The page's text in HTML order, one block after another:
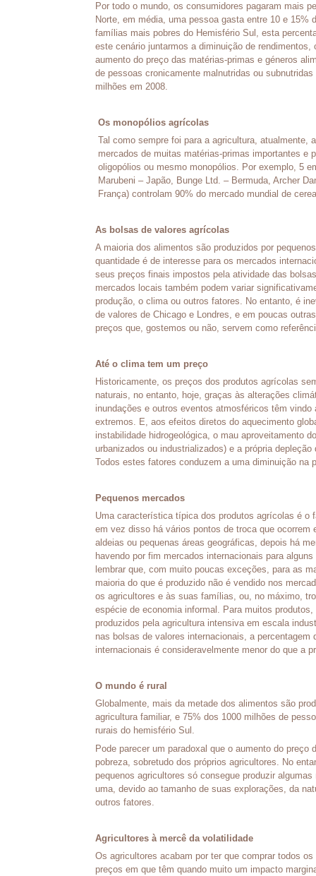
Por todo o mundo, os consumidores pagaram mais
Norte, em média, uma pessoa gasta entre 10 e 15%
famílias mais pobres do Hemisfério Sul, esta
este cenário juntarmos a diminuição de
aumento do preço das matérias-primas e géneros
de pessoas cronicamente malnutridas ou
milhões em 2008.
Os monopólios agrícolas
Tal como sempre foi para a agricultura, atualmente,
mercados de muitas matérias-primas importantes e
oligopólios ou mesmo monopólios. Por exemplo, 5
Marubeni – Japão, Bunge Ltd. – Bermuda, Archer
França) controlam 90% do mercado mundial de
As bolsas de valores agrícolas
A maioria dos alimentos são produzidos por
quantidade é de interesse para os mercados
seus preços finais impostos pela atividade das
mercados locais também podem variar
produção, o clima ou outros fatores. No entanto, é
de valores de Chicago e Londres, e em poucas
preços que, gostemos ou não, servem como
Até o clima tem um preço
Historicamente, os preços dos produtos agrícolas
naturais, no entanto, hoje, graças às alterações
inundações e outros eventos atmosféricos têm
extremos. E, aos efeitos diretos do aquecimento
instabilidade hidrogeológica, o mau aproveitamento
urbanizados ou industrializados) e a própria
Todos estes fatores conduzem a uma diminuição na
Pequenos mercados
Uma característica típica dos produtos agrícolas é o
em vez disso há vários pontos de troca que
aldeias ou pequenas áreas geográficas, depois há
havendo por fim mercados internacionais para
lembrar que, com muito poucas exceções, para as
maioria do que é produzido não é vendido nos
os agricultores e às suas famílias, ou, no máximo,
espécie de economia informal. Para muitos
produzidos pela agricultura intensiva em escala
nas bolsas de valores internacionais, a
internacionais é consideravelmente menor do que a
O mundo é rural
Globalmente, mais da metade dos alimentos são
agricultura familiar, e 75% dos 1000 milhões de
rurais do hemisfério Sul.
Pode parecer um paradoxal que o aumento do
pobreza, sobretudo dos próprios agricultores. No
pequenos agricultores só consegue produzir
uma, devido ao tamanho de suas explorações, da
outros fatores.
Agricultores à mercê da volatilidade
Os agricultores acabam por ter que comprar todos
preços em que têm quando muito um impacto